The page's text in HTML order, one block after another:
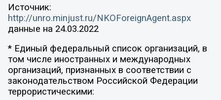
Источник:
http://unro.minjust.ru/NKOForeignAgent.aspx
данные на 24.03.2022
* Единый федеральный список организаций, в
том числе иностранных и международных
организаций, признанных в соответствии с
законодательством Российской Федерации
террористическими: